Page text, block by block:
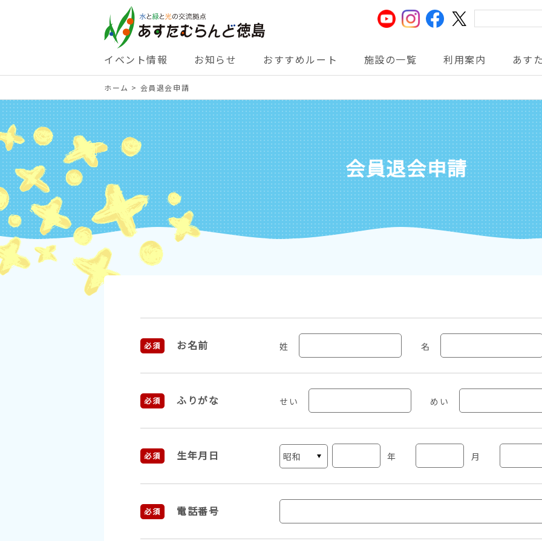
イベント情報 お知らせ おすすめルート 施設の一覧 利用案内 あす
ホーム > 会員退会申請
会員退会申請
必須 お名前 姓 名
必須 ふりがな せい めい
必須 生年月日 年 月
必須 電話番号